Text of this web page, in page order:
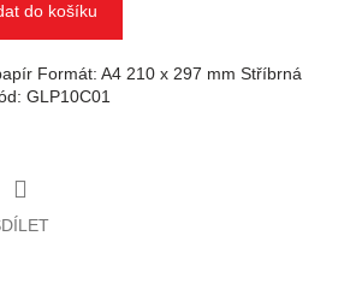
do košíku
Formát: A4 210 x 297 mm Stříbrná
GLP10C01